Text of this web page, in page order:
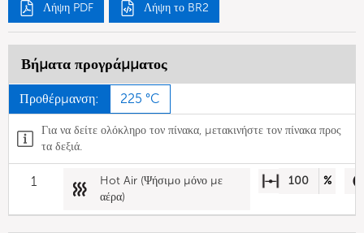
Λήψη PDF Λήψη το BR2
Βήματα προγράμματος
Προθέρμανση: 225 °C
Για να δείτε ολόκληρο τον πίνακα, μετακινήστε τον πίνακα προς
τα δεξιά.
1
Hot Air (Ψήσιμο μόνο με
αέρα)
100 %